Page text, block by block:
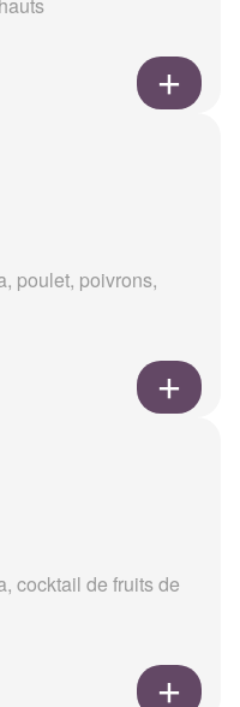
poulet, poivrons,
cocktail de fruits de